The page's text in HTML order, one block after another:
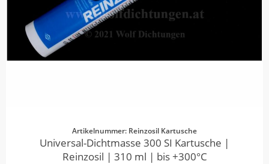
Artikelnummer: Reinzosil Kartusche
Universal-Dichtmasse 300 SI Kartusche |
Reinzosil | 310 ml | bis +300°C